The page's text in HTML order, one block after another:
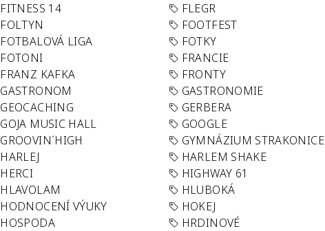
FITNESS 14 FLEGR
FOLTYN FOOTFEST
FOTBALOVÁ LIGA FOTKY
FOTONI FRANCIE
FRANZ KAFKA FRONTY
GASTRONOM GASTRONOMIE
GEOCACHING GERBERA
GOJA MUSIC HALL GOOGLE
GROOVIN´HIGH GYMNÁZIUM STRAKONICE
HARLEJ HARLEM SHAKE
HERCI HIGHWAY 61
HLAVOLAM HLUBOKÁ
HODNOCENÍ VÝUKY HOKEJ
HOSPODA HRDINOVÉ